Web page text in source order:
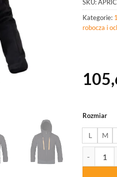
SKU:
Kategorie:
robocza i
Rozmiar
L M